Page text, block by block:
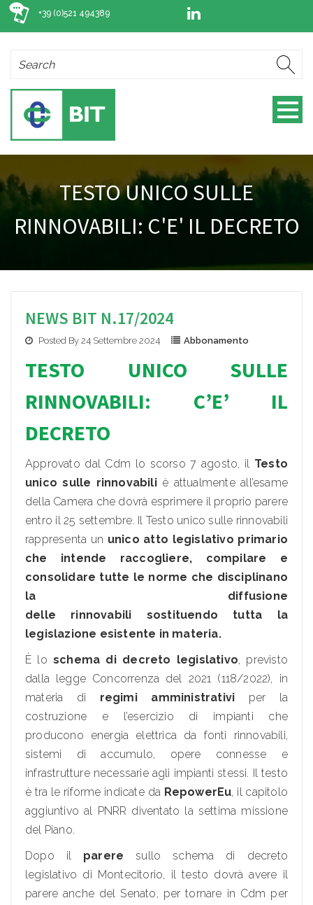
+39 (0)521 494389
TESTO UNICO SULLE
RINNOVABILI: C'E' IL DECRETO
NEWS BIT N.17/2024
Posted By 24 Settembre 2024 Abbonamento
TESTO UNICO SULLE
RINNOVABILI: C’E’ IL
DECRETO
Approvato dal Cdm lo scorso 7 agosto, il Testo
unico sulle rinnovabili è attualmente all’esame
della Camera che dovrà esprimere il proprio parere
entro il 25 settembre. Il Testo unico sulle rinnovabili
rappresenta un unico atto legislativo primario
che intende raccogliere, compilare e
consolidare tutte le norme che disciplinano
la diffusione
delle rinnovabili sostituendo tutta la
legislazione esistente in materia.
È loschema di decreto legislativo, previsto
dalla legge Concorrenza del 2021 (118/2022), in
materia di regimi amministrativi per la
costruzione e l’esercizio di impianti che
producono energia elettrica da fonti rinnovabili,
sistemi di accumulo, opere connesse e
infrastrutture necessarie agli impianti stessi. Il testo
è tra le riforme indicate da RepowerEu, il capitolo
aggiuntivo al PNRR diventato la settima missione
del Piano.
Dopo il pareresullo schema di decreto
legislativo di Montecitorio, il testo dovrà avere il
parere anche del Senato, per tornare in Cdm per